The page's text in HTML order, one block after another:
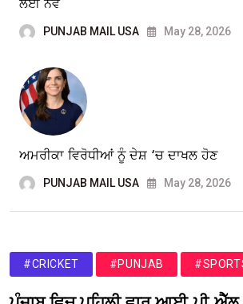
PUNJAB MAIL USA May 28, 2026
ਅਮਰੀਕਾ ਵਿਰੋਧੀਆਂ ਨੂੰ ਦੇਸ਼ ‘ਚ ਦਾਖਲ ਹੋਣ
PUNJAB MAIL USA May 28, 2026
#CRICKET #PUNJAB